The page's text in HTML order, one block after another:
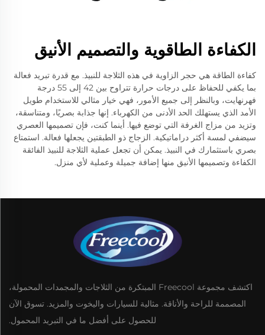
الكفاءة الطاقوية والتصميم الأنيق
كفاءة الطاقة هي حجر الزاوية في هذه الثلاجة للنبيذ. مع قدرة تبريد فعالة
بما يكفي للحفاظ على درجات حرارة تتراوح بين 42 إلى 55 درجة
فهرنهايت، وبالنظر إلى جميع الأمور، فهي خيار مثالي للاستخدام طويل
الأمد الذي يستهلك الحد الأدنى من الكهرباء. إنها جذابة بصريًا، ومتناسقة،
وتزيد من مزاج الغرفة التي توضع فيها. أينما كنت، فإن تصميمها العصري
سيضفي لمسة أكثر دراماتيكية. الزجاج ذو الطبقتين يجعلها فعالة. استمتاع
بصري باستثمارك في النبيذ. يمكن أن تجعل عملية الثلاجة للنبيذ الفائقة
الكفاءة وتصميمها الأنيق منها إضافة جميلة وعملية لأي منزل.
اكتشف مجموعة Freecool المبتكرة من الثلاجات والمجمدات المحمولة،
المصممة للراحة والأناقة. مثالية للسيارات واليخوت والمزيد. تسوق الآن
للحصول على أفضل ما في التبريد المحمول.